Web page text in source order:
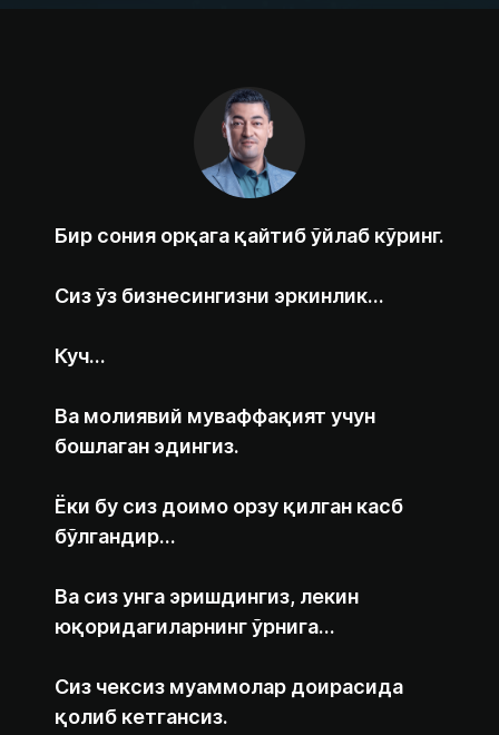
Бир сония орқага қайтиб ўйлаб кўринг.
Сиз ўз бизнесингизни эркинлик…
Куч…
Ва молиявий муваффақият учун
бошлаган эдингиз.
Ёки бу сиз доимо орзу қилган касб
бўлгандир…
Ва сиз унга эришдингиз, лекин
юқоридагиларнинг ўрнига…
Сиз чексиз муаммолар доирасида
қолиб кетгансиз.